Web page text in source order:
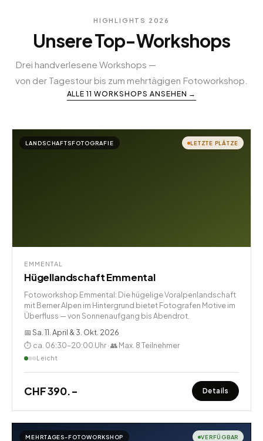
HIGHLIGHTS 2026
Unsere Top-Workshops
Drei handverlesene Workshops —
von der Tagestour bis zum mehrtägigen Fotoworkshop.
ALLE 11 WORKSHOPS ANSEHEN →
LANDSCHAFTSFOTOGRAFIE LETZTE PLÄTZE
EMMENTAL
Hügellandschaft Emmental
Fotoworkshop Emmental: Die hügelige Voralpenlandschaft
mit Berner Alpen im Hintergrund bietet Fotografen Motive im
Überfluss — von Sonnenaufgang bis Abendrot.
📅 Sa. 11. April & 3. Okt. 2026
⏱ ca. 06:30–20:00 Uhr · 👥 Max. 8 Teilnehmer
Leicht
CHF 390.– Details
MEHRTAGES-FOTOWORKSHOP VERFÜGBAR